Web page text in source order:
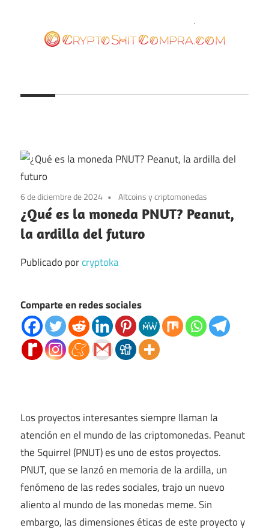
contenido
6 de diciembre de 2024 Altcoins y criptomonedas
¿Qué es la moneda PNUT? Peanut,
la ardilla del futuro
Publicado porcryptoka
Comparte en redes sociales
Los proyectos interesantes siempre llaman la
atención en el mundo de las criptomonedas. Peanut
the Squirrel (PNUT) es uno de estos proyectos.
PNUT, que se lanzó en memoria de la ardilla, un
fenómeno de las redes sociales, trajo un nuevo
aliento al mundo de las monedas meme. Sin
embargo, las dimensiones éticas de este proyecto y